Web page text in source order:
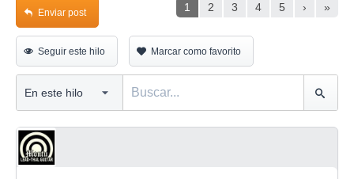
1 2 3 4 5 › »
Enviar post
Seguir este hilo Marcar como favorito